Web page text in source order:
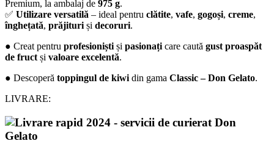
Premium, la ambalaj de 975 g.
✅ Utilizare versatilă – ideal pentru clătite, vafe, gogoși, creme,
înghețată, prăjituri și decoruri.
● Creat pentru profesioniști și pasionați care caută gust proaspăt
de fruct și valoare excelentă.
● Descoperă toppingul de kiwi din gama Classic – Don Gelato.
LIVRARE: